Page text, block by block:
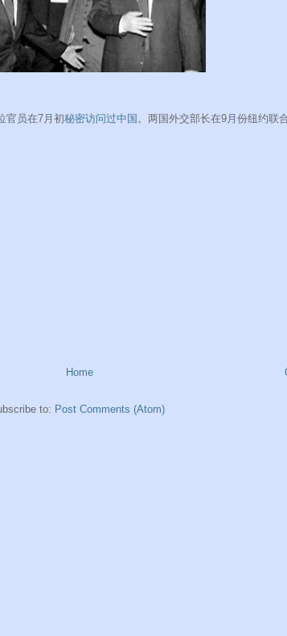
官员在7月初秘密访问过中国 。两国外交部长在9月份纽约联
Home
to: Post Comments (Atom)